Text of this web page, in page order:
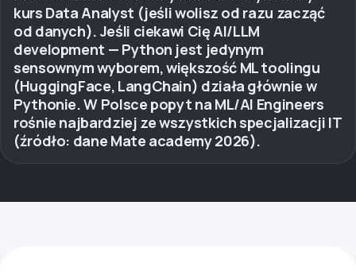
kurs Data Analyst (jeśli wolisz od razu zacząć
od danych). Jeśli ciekawi Cię AI/LLM
development — Python jest jedynym
sensownym wyborem, większość ML toolingu
(HuggingFace, LangChain) działa głównie w
Pythonie. W Polsce popyt na ML/AI Engineers
rośnie najbardziej ze wszystkich specjalizacji IT
(źródło: dane Mate academy 2026).